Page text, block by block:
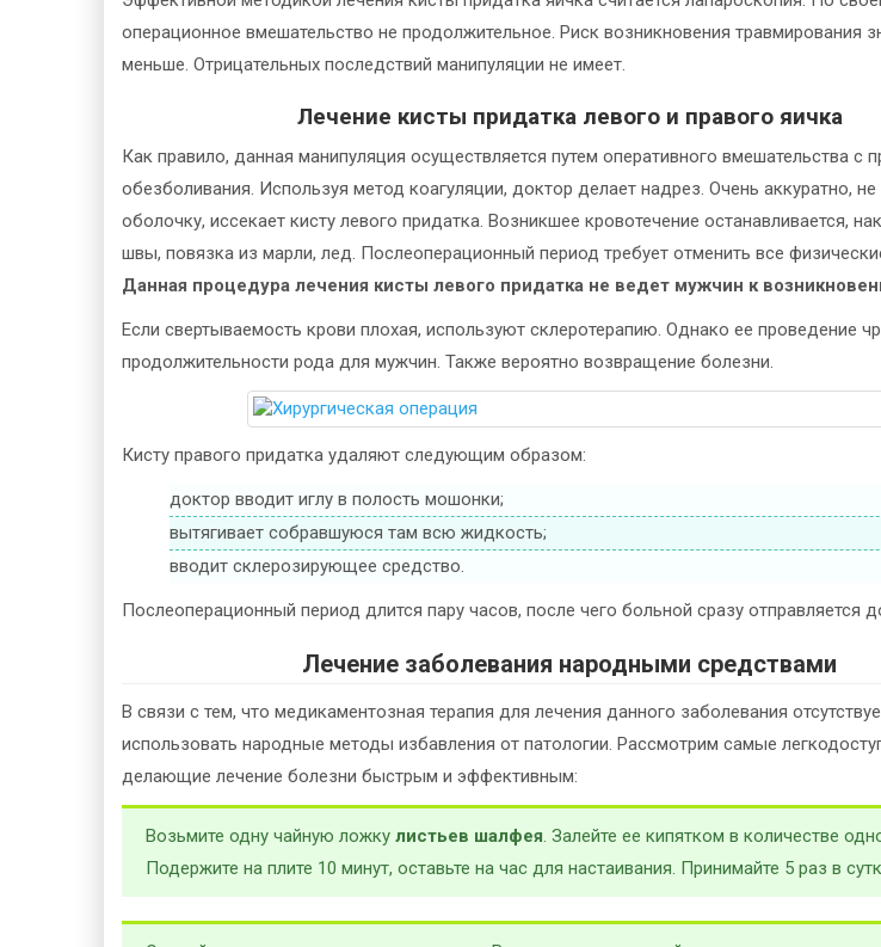
операционное вмешательство не продолжительное. Риск возникновения травмирования
меньше. Отрицательных последствий манипуляции не имеет.
Лечение кисты придатка левого и правого яичка
Как правило, данная манипуляция осуществляется путем оперативного вмешательства с
обезболивания. Используя метод коагуляции, доктор делает надрез. Очень аккуратно, не
оболочку, иссекает кисту левого придатка. Возникшее кровотечение останавливается,
швы, повязка из марли, лед. Послеоперационный период требует отменить все
Данная процедура лечения кисты левого придатка не ведет мужчин к
Если свертываемость крови плохая, используют склеротерапию. Однако ее проведение
продолжительности рода для мужчин. Также вероятно возвращение болезни.
Кисту правого придатка удаляют следующим образом:
доктор вводит иглу в полость мошонки;
вытягивает собравшуюся там всю жидкость;
вводит склерозирующее средство.
Послеоперационный период длится пару часов, после чего больной сразу отправляется
Лечение заболевания народными средствами
В связи с тем, что медикаментозная терапия для лечения данного заболевания
использовать народные методы избавления от патологии. Рассмотрим самые
делающие лечение болезни быстрым и эффективным:
Возьмите одну чайную ложку листьев шалфея. Залейте ее кипятком в количестве
Подержите на плите 10 минут, оставьте на час для настаивания. Принимайте 5 раз в